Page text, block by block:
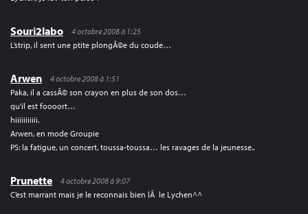
Souri2labo
4 octobre 2008 à 1:25
L’strip, il sent une ptite plongÃ©e du coude…
Arwen
4 octobre 2008 à 1:51
Paka, il a cassÃ© son crayon en plus de son dos…
qu’il est foooort…
hiiiiiiiiiii.
Arwen, en mode Groupie
PS: la fatigue, un concert, toussa-toussa… les ravages de la jeunesse..
Prunette
4 octobre 2008 à 9:07
C’est marrant mais je le reconnais bien lÃ le Lychen^^